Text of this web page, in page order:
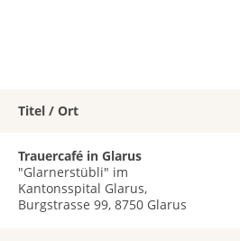
Titel / Ort
Trauercafé in Glarus
"Glarnerstübli" im
Kantonsspital Glarus,
Burgstrasse 99, 8750 Glarus